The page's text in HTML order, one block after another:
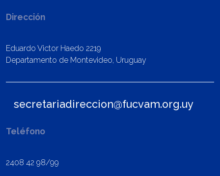
Dirección
Eduardo Victor Haedo 2219
Departamento de Montevideo, Uruguay
secretariadireccion@fucvam.org.uy
Teléfono
2408 42 98/99